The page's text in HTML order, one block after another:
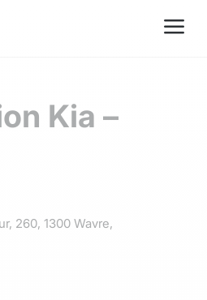
a
Kia –
260, 1300 Wavre,